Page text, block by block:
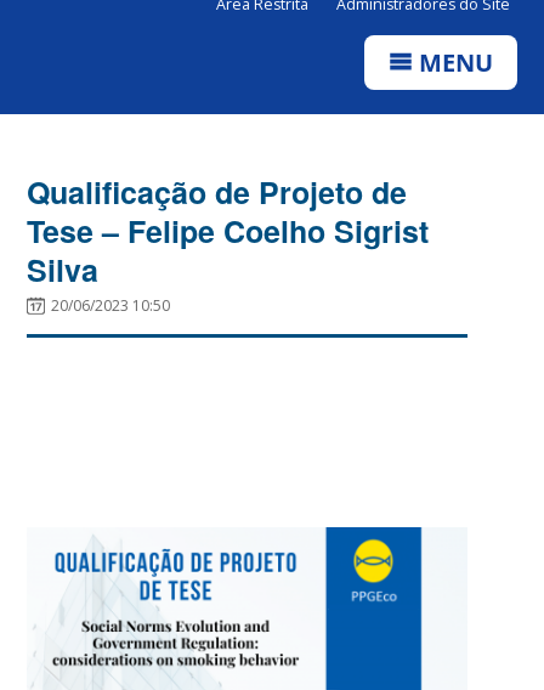
Área Restrita Administradores do Site
MENU
Qualificação de Projeto de
Tese – Felipe Coelho Sigrist
Silva
20/06/2023 10:50